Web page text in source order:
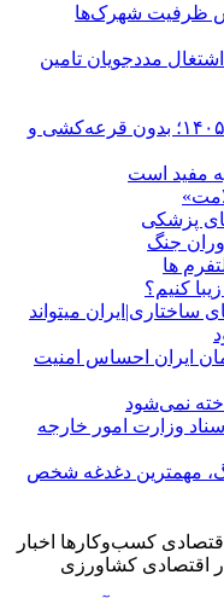
ظرفیت شهرک‌ها
مددجویان تامین
فروش فوری خودروهای وارداتی مرداد ۱۴۰۵؛ بدون قرعه‌کشی و
مفید است
ها
کنیم؟
ساختاری|ایران میتواند
ایران احساس امنیت
نمی‌شود
وزارت امور خارجه
مهمترین دغدغه شخص
اقتصادی کسب‌وکارها اخبار
اقتصادی کشاورزی